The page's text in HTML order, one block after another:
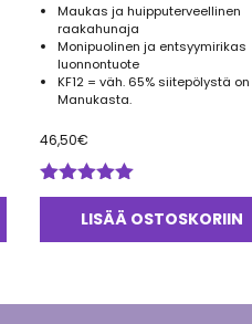
Maukas ja huipputerveellinen
raakahunaja
Monipuolinen ja entsyymirikas
luonnontuote
KF12 = väh. 65% siitepölystä on
Manukasta.
46,50€
Arvostelu
tuotteesta:
LISÄÄ OSTOSKORIIN